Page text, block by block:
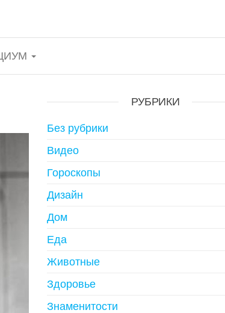
РУБРИКИ
Без рубрики
Видео
Гороскопы
Дизайн
Дом
Еда
Животные
Здоровье
Знаменитости